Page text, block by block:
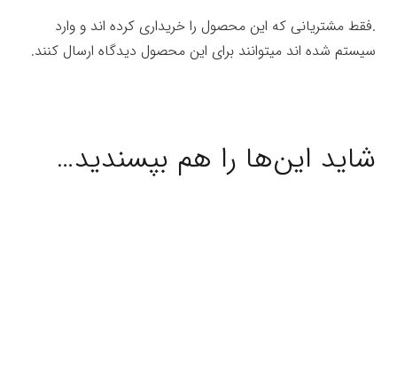
.فقط مشتریانی که این محصول را خریداری کرده اند و وارد
سیستم شده اند میتوانند برای این محصول دیدگاه ارسال کنند.
شاید این‌ها را هم بپسندید…